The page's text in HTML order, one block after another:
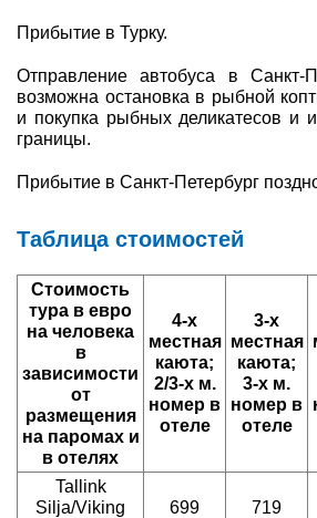
Прибытие в Турку.
Отправление автобуса в Санкт-
возможна остановка в рыбной
и покупка рыбных деликатесов и
границы.
Прибытие в Санкт-Петербург
Таблица стоимостей
Стоимость
тура в евро
на человека
в
зависимости
от
размещения
на паромах и
в отелях
4-х
местная
каюта;
2/3-х м.
номер в
отеле
3-х
местная
каюта;
3-х м.
номер в
отеле
Tallink
Silja/Viking
699 719